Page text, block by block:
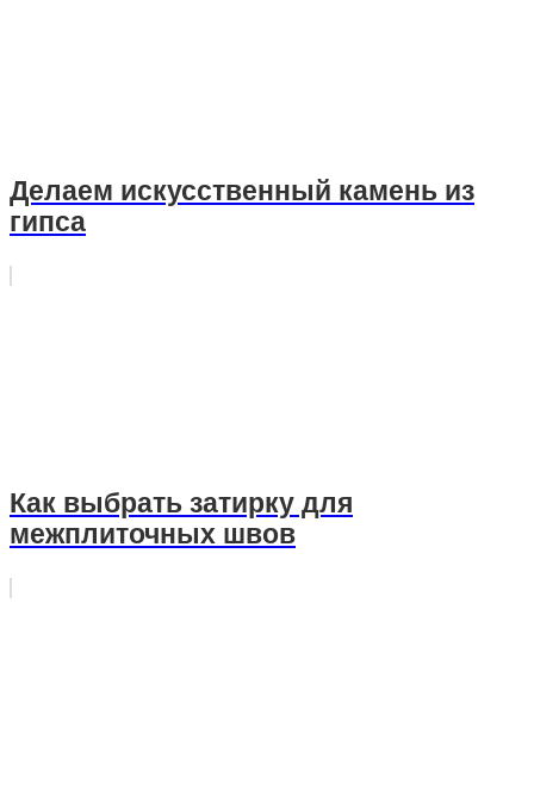
Делаем искусственный камень из
гипса
Как выбрать затирку для
межплиточных швов